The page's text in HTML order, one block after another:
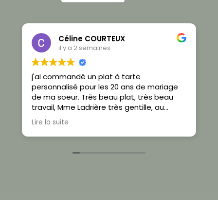
Céline COURTEUX
il y a 2 semaines
j'ai commandé un plat à tarte
personnalisé pour les 20 ans de mariage
de ma soeur. Très beau plat, très beau
travail, Mme Ladrière très gentille, au
service de ses clients, travail et envoi très
soignés. Un grand merci, ce cadeau a
énormément plu aux mariés et aux invités.
Lire la suite